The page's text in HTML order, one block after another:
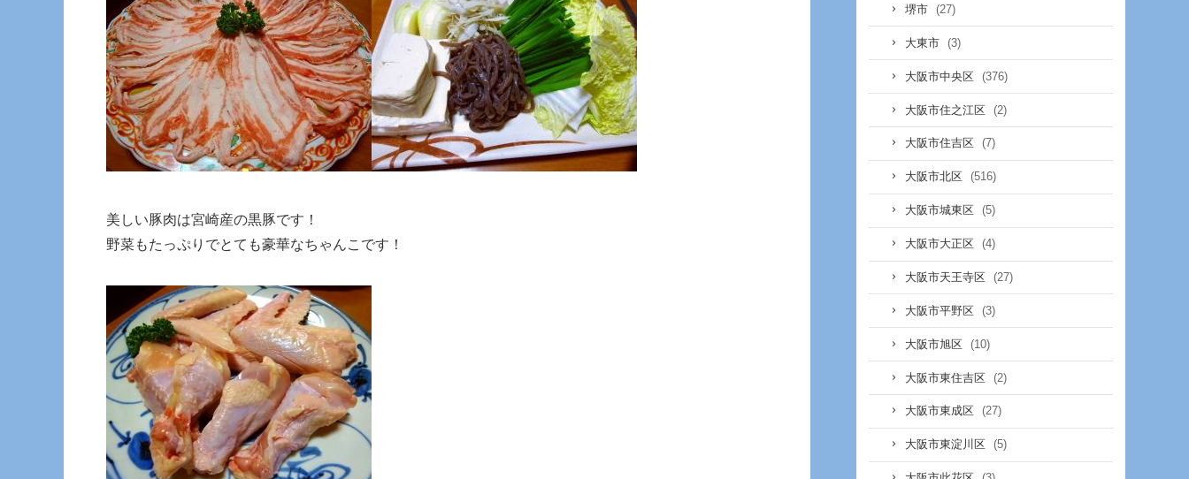
美しい豚肉は宮崎産の黒豚です！
野菜もたっぷりでとても豪華なちゃんこです！
堺市 (27)
大東市 (3)
大阪市中央区 (376)
大阪市住之江区 (2)
大阪市住吉区 (7)
大阪市北区 (516)
大阪市城東区 (5)
大阪市大正区 (4)
大阪市天王寺区 (27)
大阪市平野区 (3)
大阪市旭区 (10)
大阪市東住吉区 (2)
大阪市東成区 (27)
大阪市東淀川区 (5)